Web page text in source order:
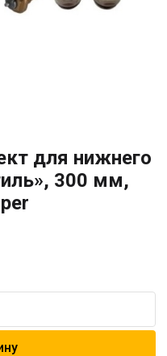
для нижнего
300 мм,